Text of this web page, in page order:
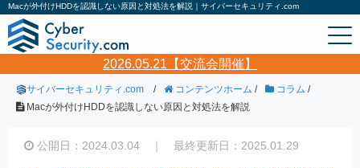
Macが外付けHDDを認識しない原因と対処法を解説｜サイバーセキュリティ.com
2026.05.21【交流会開催】
サイバーセキュリティ.com / コンテンツホーム / コラム /
Macが外付けHDDを認識しない原因と対処法を解説
公開日：2024.03.04 ｜ 最終更新日：2025.01.29